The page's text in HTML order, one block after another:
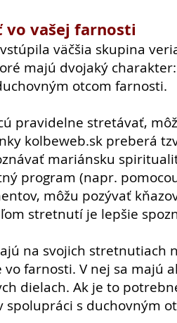
vo vašej farnosti
väčšia skupina
majú dvojaký
otcom farnosti.
pravidelne stretávať,
kolbeweb.sk preberá
mariánsku
program (napr.
môžu pozývať
stretnutí je lepšie
na svojich stretnutiach
farnosti. V nej sa majú
dielach. Ak je to
spolupráci s duchovným